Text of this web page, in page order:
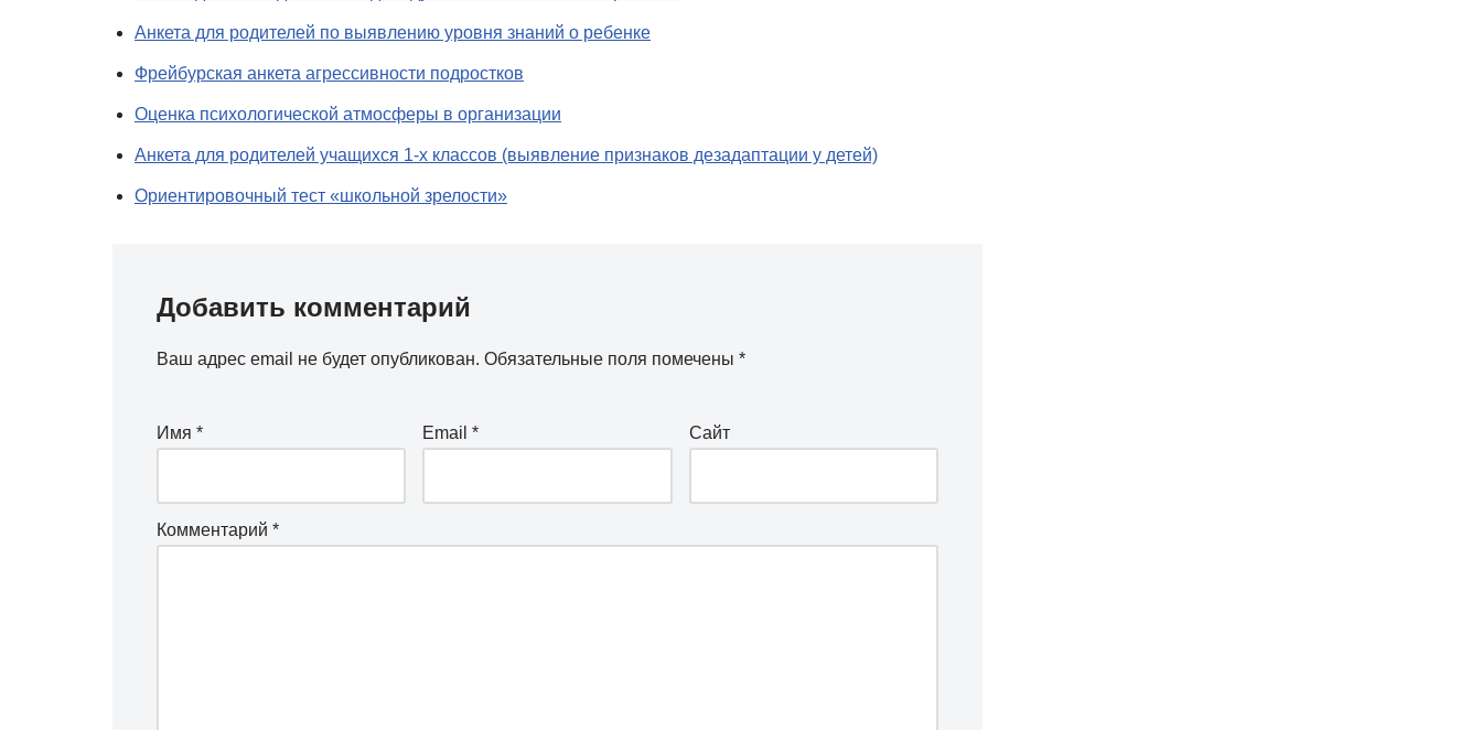
Анкета для родителей по выявлению уровня знаний о ребенке
Фрейбурская анкета агрессивности подростков
Оценка психологической атмосферы в организации
Анкета для родителей учащихся 1-х классов (выявление признаков дезадаптации у детей)
Ориентировочный тест «школьной зрелости»
Добавить комментарий
Ваш адрес email не будет опубликован. Обязательные поля помечены *
Имя * Email* Сайт
Комментарий *